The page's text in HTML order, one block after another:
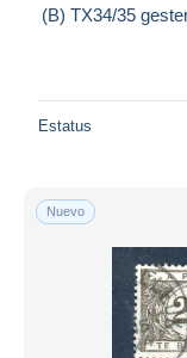
(B) TX34/35
Estatus
Nuevo